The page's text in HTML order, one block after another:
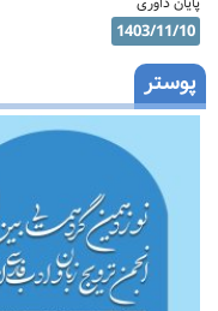
1403/11/10
پوستر